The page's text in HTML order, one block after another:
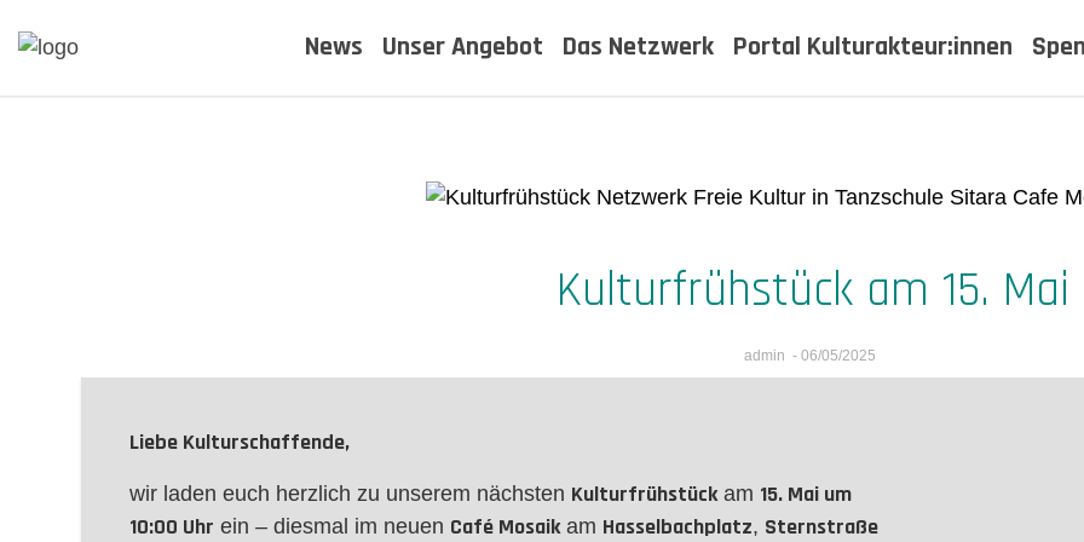
News Unser Angebot Das Netzwerk Portal Kulturakteur:innen
Kulturfrühstück am 15. Mai
admin - 06/05/2025
Liebe Kulturschaffende,
wir laden euch herzlich zu unserem nächsten Kulturfrühstückam 15. Mai um
10:00 Uhr ein – diesmal im neuen Café Mosaikam Hasselbachplatz, Sternstraße